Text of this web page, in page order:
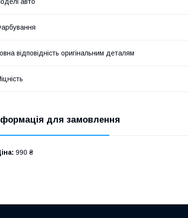
відповідність оригінальним деталям
для замовлення
990 ₴